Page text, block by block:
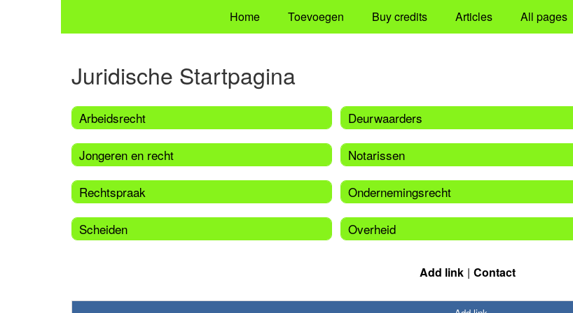
Home Toevoegen Buy credits Articles All pages
Juridische Startpagina
Arbeidsrecht
Jongeren en recht
Rechtspraak
Scheiden
Deurwaarders
Notarissen
Ondernemingsrecht
Overheid
Add link Contact